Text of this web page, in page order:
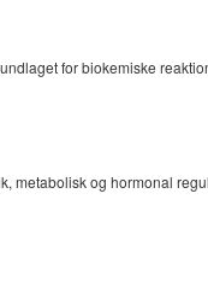
for biokemiske
metabolisk og hormonal